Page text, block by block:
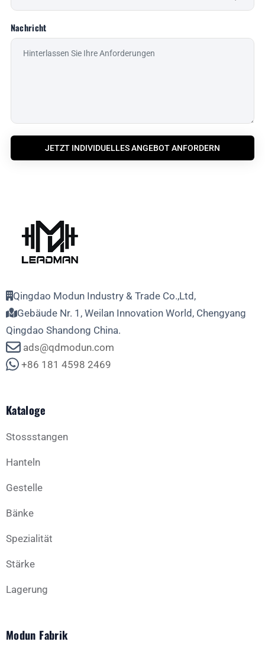
Nachricht
JETZT INDIVIDUELLES ANGEBOT ANFORDERN
Qingdao Modun Industry & Trade Co.,Ltd,
Gebäude Nr. 1, Weilan Innovation World, Chengyang
Qingdao Shandong China.
ads@qdmodun.com
+86 181 4598 2469
Kataloge
Stossstangen
Hanteln
Gestelle
Bänke
Spezialität
Stärke
Lagerung
Modun Fabrik